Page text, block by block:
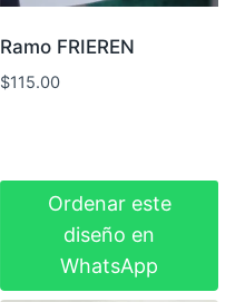
Ramo FRIEREN
$115.00
Ordenar este
diseño en
WhatsApp